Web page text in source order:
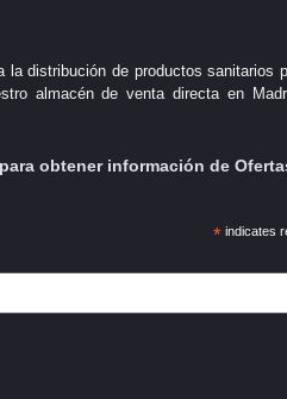
la distribución de productos sanitarios
almacén de venta directa en
obtener información de
* indicates